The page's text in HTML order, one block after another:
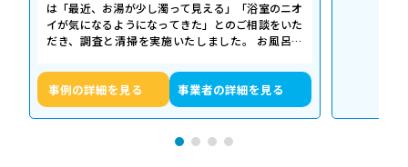
は「最近、お湯が少し濁って見える」「浴室のニオ
イが気になるようになってきた」とのご相談をいた
だき、調査と清掃を実施いたしました。 お風呂の
事例の詳細を見る 事業者の詳細を見る